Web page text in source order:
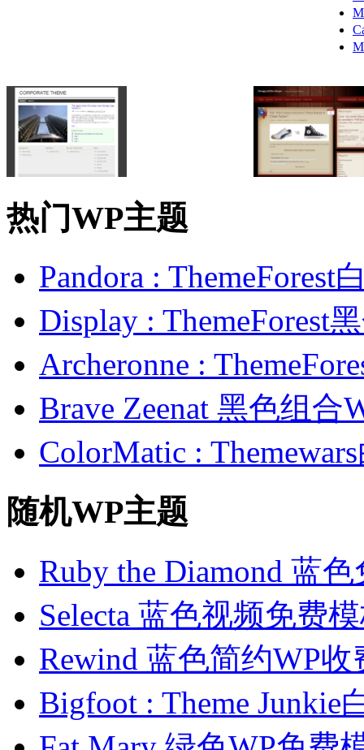
热门WP主题
Pandora : ThemeForest
Display : ThemeForest
Archeronne :
Brave Zeenat 黑色组合
ColorMatic :
随机WP主题
Ruby the Diamond 蓝
Selecta 蓝色视频免费
Rewind 蓝色简约WP收
Bigfoot : Theme Junkie